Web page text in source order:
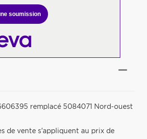
soumission
remplacé 5084071 Nord-ouest
de vente s'appliquent au prix de